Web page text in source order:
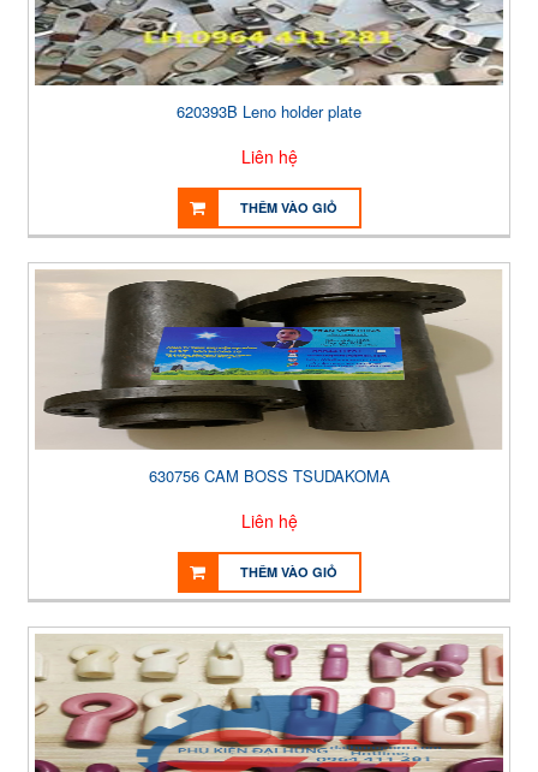
620393B Leno holder plate
Liên hệ
THÊM VÀO GIỎ
630756 CAM BOSS TSUDAKOMA
Liên hệ
THÊM VÀO GIỎ